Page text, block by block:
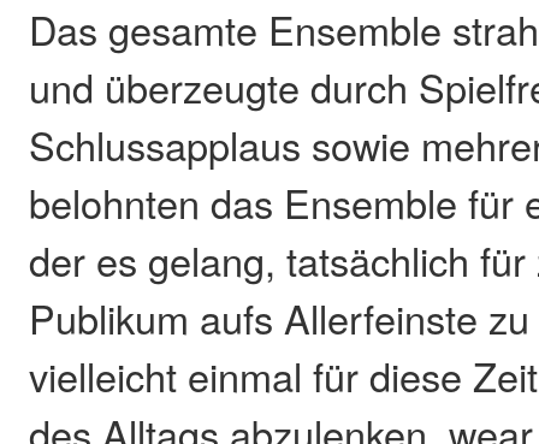
Das gesamte Ensemble
und überzeugte durch
Schlussapplaus sowie
belohnten das Ensemble für
der es gelang, tatsächlich
Publikum aufs Allerfeinste
vielleicht einmal für diese